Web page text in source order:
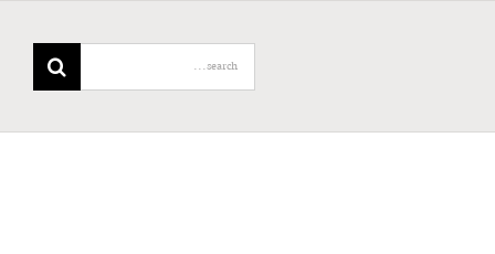
Search
for: